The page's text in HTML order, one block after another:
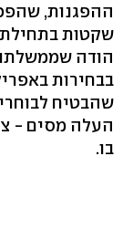
ההפגנות,
שקטות בתחילת
הודה
בבחירות
שהבטיח
העלה מסים -
בו.